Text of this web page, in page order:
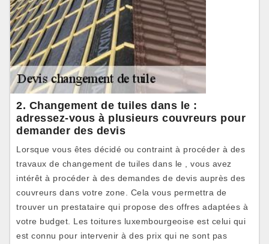
2. Changement de tuiles dans le :
adressez-vous à plusieurs couvreurs pour
demander des devis
Lorsque vous êtes décidé ou contraint à procéder à des
travaux de changement de tuiles dans le , vous avez
intérêt à procéder à des demandes de devis auprès des
couvreurs dans votre zone. Cela vous permettra de
trouver un prestataire qui propose des offres adaptées à
votre budget. Les toitures luxembourgeoise est celui qui
est connu pour intervenir à des prix qui ne sont pas